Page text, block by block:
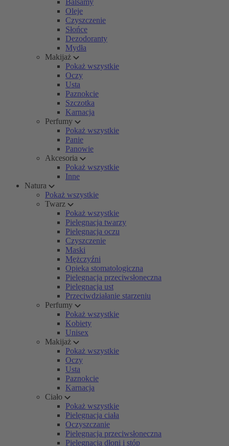
Balsamy
Oleje
Czyszczenie
Słońce
Dezodoranty
Mydła
Makijaż
Pokaż wszystkie
Oczy
Usta
Paznokcie
Szczotka
Karnacja
Perfumy
Pokaż wszystkie
Panie
Panowie
Akcesoria
Pokaż wszystkie
Inne
Natura
Pokaż wszystkie
Twarz
Pokaż wszystkie
Pielęgnacja twarzy
Pielęgnacja oczu
Czyszczenie
Maski
Mężczyźni
Opieka stomatologiczna
Pielęgnacja przeciwsłoneczna
Pielęgnacja ust
Przeciwdziałanie starzeniu
Perfumy
Pokaż wszystkie
Kobiety
Unisex
Makijaż
Pokaż wszystkie
Oczy
Usta
Paznokcie
Karnacja
Ciało
Pokaż wszystkie
Pielęgnacja ciała
Oczyszczanie
Pielęgnacja przeciwsłoneczna
Pielęgnacja dłoni i stóp